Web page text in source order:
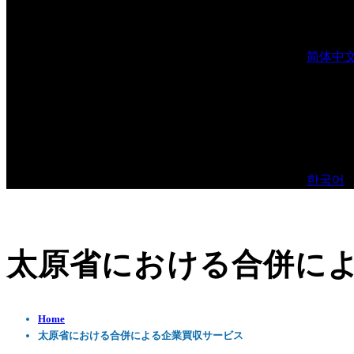
简体中
한국어
太原省における合併に
Home
太原省における合併による企業買収サービス